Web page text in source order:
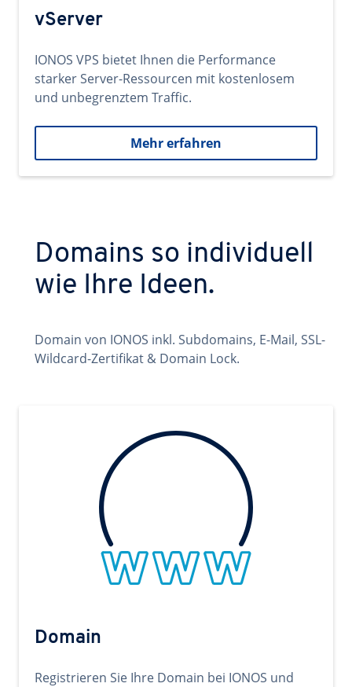
vServer
IONOS VPS bietet Ihnen die Performance
starker Server-Ressourcen mit kostenlosem
und unbegrenztem Traffic.
Mehr erfahren
Domains so individuell
wie Ihre Ideen.
Domain von IONOS inkl. Subdomains, E-Mail, SSL-
Wildcard-Zertifikat & Domain Lock.
Domain
Registrieren Sie Ihre Domain bei IONOS und